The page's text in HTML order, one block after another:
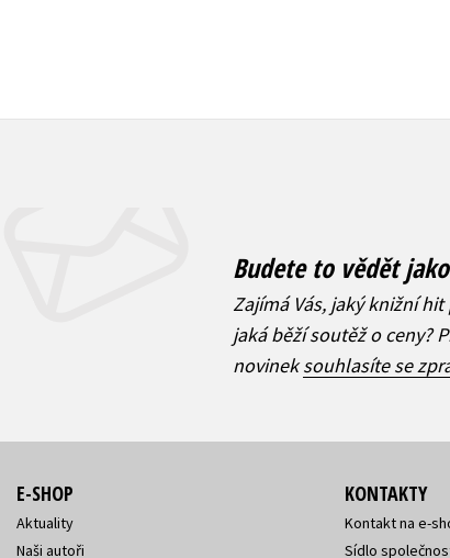
Budete to vědět
Zajímá Vás, jaký knižní
jaká běží soutěž o ceny?
novineksouhlasíte se
E-SHOP
Aktuality
Naši autoři
KONTAKTY
Kontakt na e-
Sídlo